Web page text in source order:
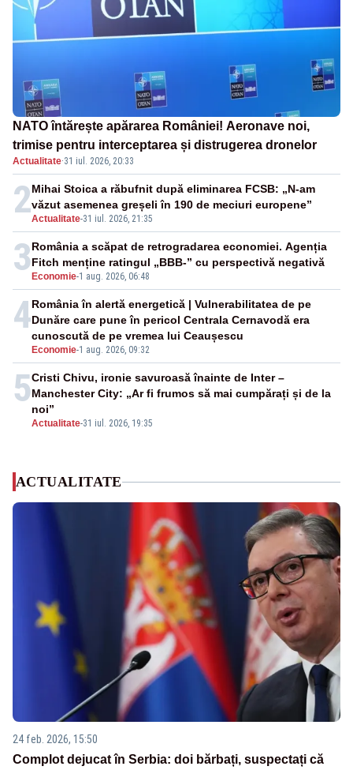
NATO întărește apărarea României! Aeronave noi,
trimise pentru interceptarea și distrugerea dronelor
Actualitate·31 iul. 2026, 20:33
2Actualitate-31 iul. 2026, 21:35
Mihai Stoica a răbufnit după eliminarea FCSB: „N-am
văzut asemenea greșeli în 190 de meciuri europene”
3 Economie-1 aug. 2026, 06:48
România a scăpat de retrogradarea economiei. Agenția
Fitch menține ratingul „BBB-” cu perspectivă negativă
4
Economie-1 aug. 2026, 09:32
România în alertă energetică | Vulnerabilitatea de pe
Dunăre care pune în pericol Centrala Cernavodă era
cunoscută de pe vremea lui Ceaușescu
5
Actualitate-31 iul. 2026, 19:35
Cristi Chivu, ironie savuroasă înainte de Inter –
Manchester City: „Ar fi frumos să mai cumpărați și de la
noi”
ACTUALITATE
24 feb. 2026, 15:50
Complot dejucat în Serbia: doi bărbați, suspectați că